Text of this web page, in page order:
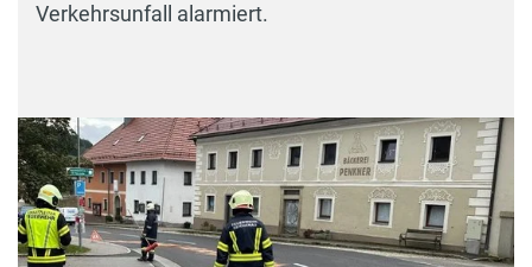
Verkehrsunfall alarmiert.